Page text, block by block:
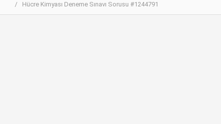
Hücre Kimyası Deneme Sınavı Sorusu #1244791